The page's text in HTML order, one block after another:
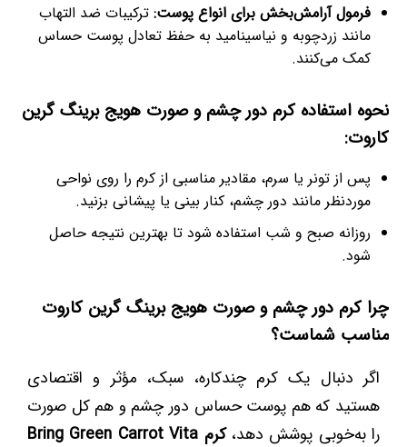
فرمول آرامش‌بخش برای انواع پوست: ترکیبات ضد التهاب
مانند زردچوبه و نیاسینامید به حفظ تعادل پوست حساس
کمک می‌کنند.
نحوه استفاده کرم دور چشم و صورت هویج برینگ گرین
کاروت:
پس از تونر یا سرم، مقادیر مناسبی از کرم را روی نواحی
موردنظر مانند دور چشم، کنار بینی یا پیشانی بزنید.
روزانه صبح و شب استفاده شود تا بهترین نتیجه حاصل
شود.
چرا کرم دور چشم و صورت هویج برینگ گرین کاروت
مناسب شماست؟
اگر دنبال یک کرم چندکاره، سبک، مؤثر و اقتصادی
هستید که هم پوست حساس دور چشم و هم کل صورت
را به‌خوبی پوشش دهد،
کرم Bring Green Carrot Vita